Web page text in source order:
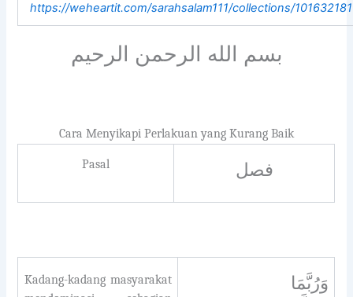
https://weheartit.com/sarahsalam111/collections/
بسم الله الرحمن الرحيم
Cara Menyikapi Perlakuan yang Kurang Baik
Pasal فصل
Kadang-kadang masyarakat
وَرُبَّمَا